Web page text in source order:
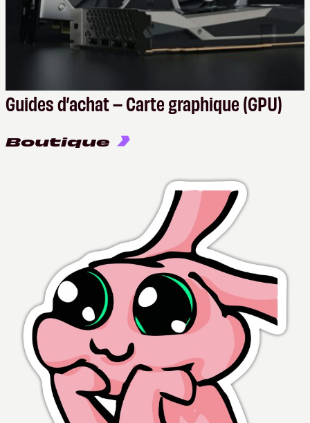
Guides d’achat – Carte graphique (GPU)
Boutique